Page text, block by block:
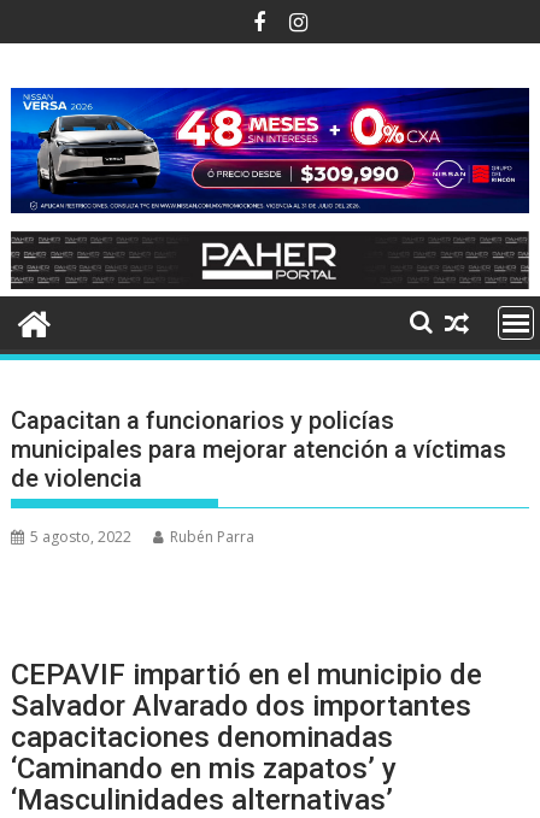
al
Capacitan a funcionarios y policías
municipales para mejorar atención a víctimas
de violencia
5 agosto, 2022 Rubén Parra
CEPAVIF impartió en el municipio de
Salvador Alvarado dos importantes
capacitaciones denominadas
‘Caminando en mis zapatos’ y
‘Masculinidades alternativas’